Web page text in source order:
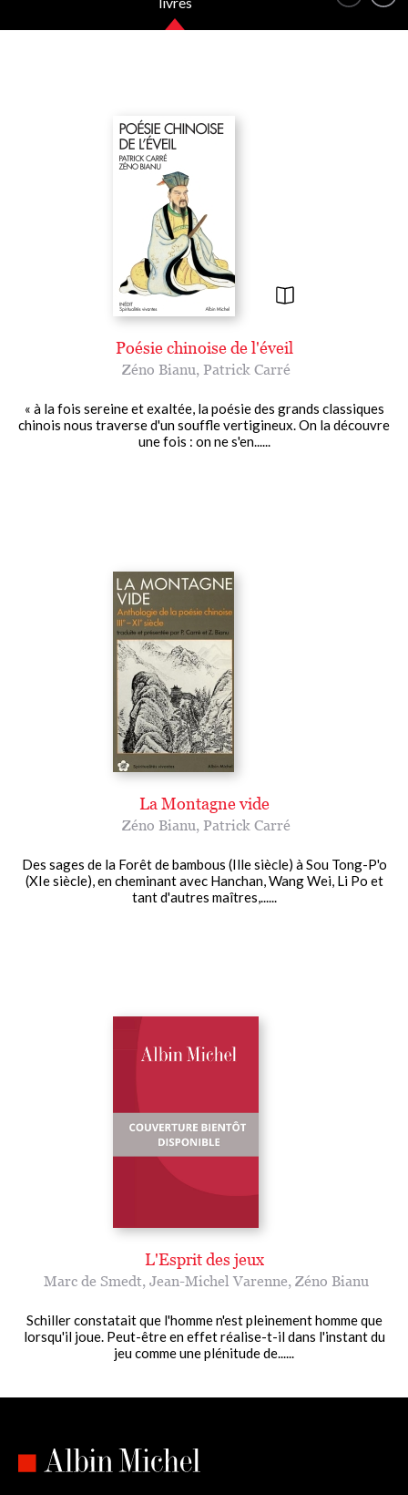
Poésie chinoise de l'éveil
Zéno Bianu, Patrick Carré
« à la fois sereine et exaltée, la poésie des grands classiques
chinois nous traverse d'un souffle vertigineux. On la découvre
une fois : on ne s'en......
La Montagne vide
Zéno Bianu, Patrick Carré
Des sages de la Forêt de bambous (Ille siècle) à Sou Tong-P'o
(XIe siècle), en cheminant avec Hanchan, Wang Wei, Li Po et
tant d'autres maîtres,......
L'Esprit des jeux
Marc de Smedt, Jean-Michel Varenne, Zéno Bianu
Schiller constatait que l'homme n'est pleinement homme que
lorsqu'il joue. Peut-être en effet réalise-t-il dans l'instant du
jeu comme une plénitude de......